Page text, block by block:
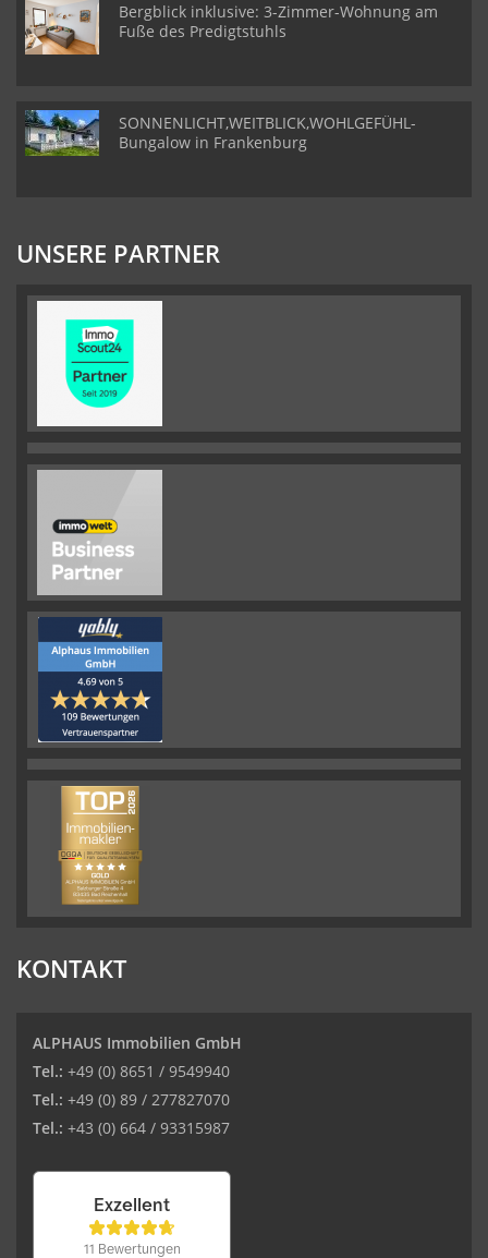
Bergblick inklusive: 3-Zimmer-Wohnung am
Fuße des Predigtstuhls
SONNENLICHT,WEITBLICK,WOHLGEFÜHL-
Bungalow in Frankenburg
UNSERE PARTNER
KONTAKT
ALPHAUS Immobilien GmbH
Tel.: +49 (0) 8651 / 9549940
Tel.: +49 (0) 89 / 277827070
Tel.: +43 (0) 664 / 93315987